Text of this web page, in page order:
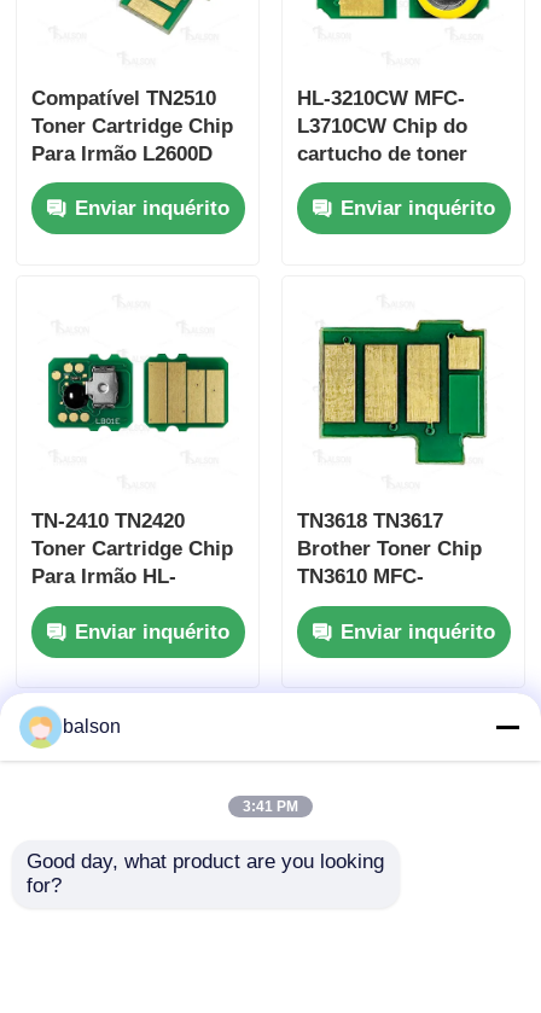
Compatível TN2510
Toner Cartridge Chip
Para Irmão L2600D
L2620DW L2640DN
L2800DNEnviar inquérito
HL-3210CW MFC-
L3710CW Chip do
cartucho de toner
Brother TN223 TN227
NA
Enviar inquérito
TN-2410 TN2420
Toner Cartridge Chip
Para Irmão HL-
L2350DW L2710DW
L2530DWEnviar inquérito
TN3618 TN3617
Brother Toner Chip
TN3610 MFC-
L6915DW Chip de
impressora
compatível
Enviar inquérito
balson
3:41 PM
Good day, what product are you looking
for?